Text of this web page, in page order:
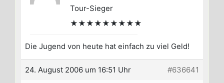
Tour-Sieger
★★★★★★★★★
Die Jugend von heute hat einfach zu viel Geld!
24. August 2006 um 16:51 Uhr #636641